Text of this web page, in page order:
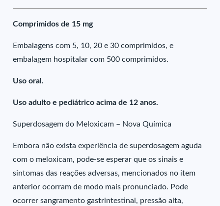
Comprimidos de 15 mg
Embalagens com 5, 10, 20 e 30 comprimidos, e
embalagem hospitalar com 500 comprimidos.
Uso oral.
Uso adulto e pediátrico acima de 12 anos.
Superdosagem do Meloxicam – Nova Química
Embora não exista experiência de superdosagem aguda
com o meloxicam, pode-se esperar que os sinais e
sintomas das reações adversas, mencionados no item
anterior ocorram de modo mais pronunciado. Pode
ocorrer sangramento gastrintestinal, pressão alta,